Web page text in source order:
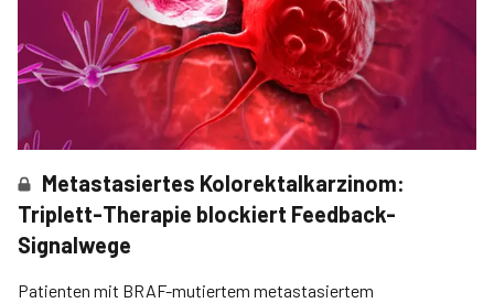
Metastasiertes Kolorektalkarzinom:
Triplett-Therapie blockiert Feedback-
Signalwege
Patienten mit BRAF-mutiertem metastasiertem